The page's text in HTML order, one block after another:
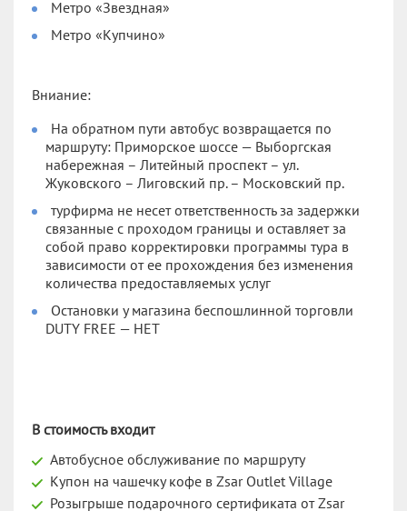
Метро «Звездная»
Метро «Купчино»
Вниание:
На обратном пути автобус возвращается по
маршруту: Приморское шоссе — Выборгская
набережная – Литейный проспект – ул.
Жуковского – Лиговский пр. – Московский пр.
турфирма не несет ответственность за задержки
связанные с проходом границы и оставляет за
собой право корректировки программы тура в
зависимости от ее прохождения без изменения
количества предоставляемых услуг
Остановки у магазина беспошлинной торговли
DUTY FREE — НЕТ
В стоимость входит
Автобусное обслуживание по маршруту
Купон на чашечку кофе в Zsar Outlet Village
Розыгрыше подарочного сертификата от Zsar